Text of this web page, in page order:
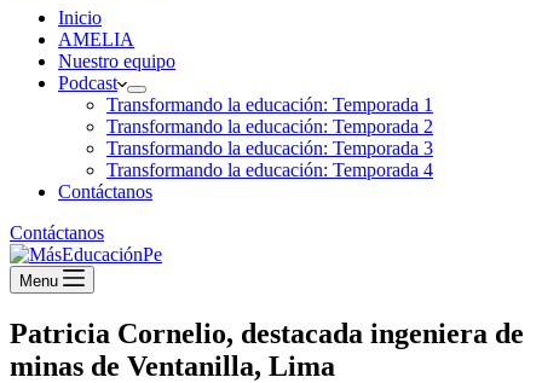
Inicio
AMELIA
Nuestro equipo
Podcast
Transformando la educación: Temporada 1
Transformando la educación: Temporada 2
Transformando la educación: Temporada 3
Transformando la educación: Temporada 4
Contáctanos
Contáctanos
Menu
Patricia Cornelio, destacada ingeniera de
minas de Ventanilla, Lima